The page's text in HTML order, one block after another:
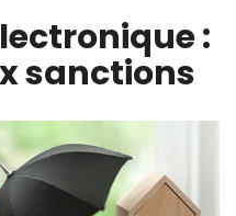
:
sanctions